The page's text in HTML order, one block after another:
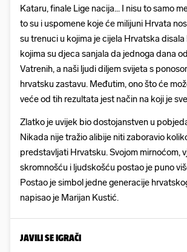
Kataru, finale Lige nacija... I nisu to samo
to su i uspomene koje će milijuni Hrvata
su trenuci u kojima je cijela Hrvatska disala
kojima su djeca sanjala da jednoga dana
Vatrenih, a naši ljudi diljem svijeta s
hrvatsku zastavu. Međutim, ono što će
veće od tih rezultata jest način na koji je
Zlatko je uvijek bio dostojanstven u
Nikada nije tražio alibije niti zaboravio
predstavljati Hrvatsku. Svojom mirnoćom,
skromnošću i ljudskošću postao je puno
Postao je simbol jedne generacije
napisao je Marijan Kustić.
JAVILI SE IGRAČI